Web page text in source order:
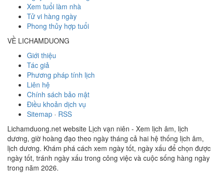
Xem tuổi làm nhà
Tử vi hàng ngày
Phong thủy hợp tuổi
VỀ LICHAMDUONG
Giới thiệu
Tác giả
Phương pháp tính lịch
Liên hệ
Chính sách bảo mật
Điều khoản dịch vụ
Sitemap · RSS
Lichamduong.net website Lịch vạn niên - Xem lịch âm, lịch
dương, giờ hoàng đạo theo ngày tháng cả hai hệ thống lịch âm,
lịch dương. Khám phá cách xem ngày tốt, ngày xấu để chọn được
ngày tốt, tránh ngày xấu trong công việc và cuộc sống hàng ngày
trong năm 2026.